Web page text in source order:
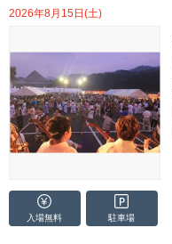
2026年8月15日(土)
入場無料 駐車場